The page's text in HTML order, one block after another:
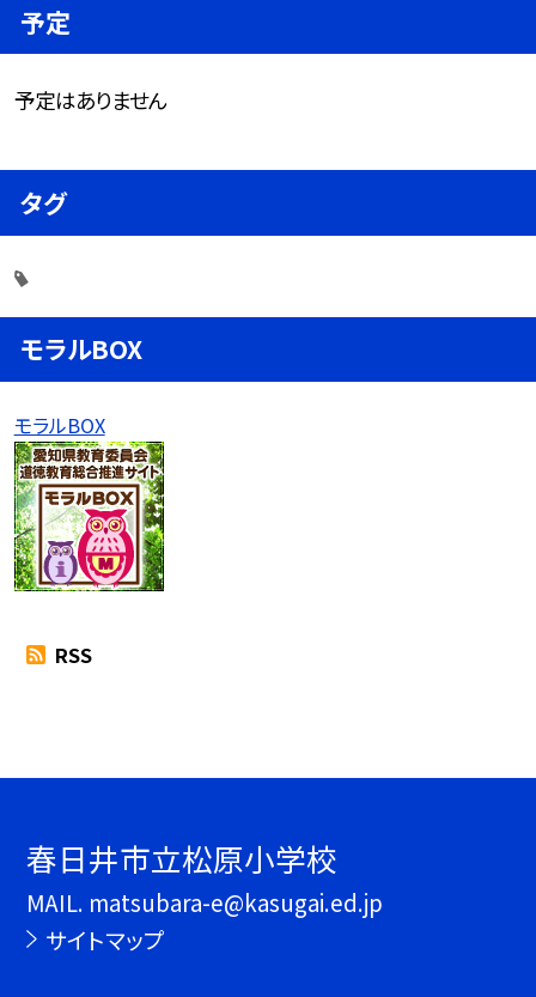
予定
予定はありません
タグ
モラルBOX
モラルBOX
RSS
春日井市立松原小学校
MAIL. matsubara-e@kasugai.ed.jp
サイトマップ